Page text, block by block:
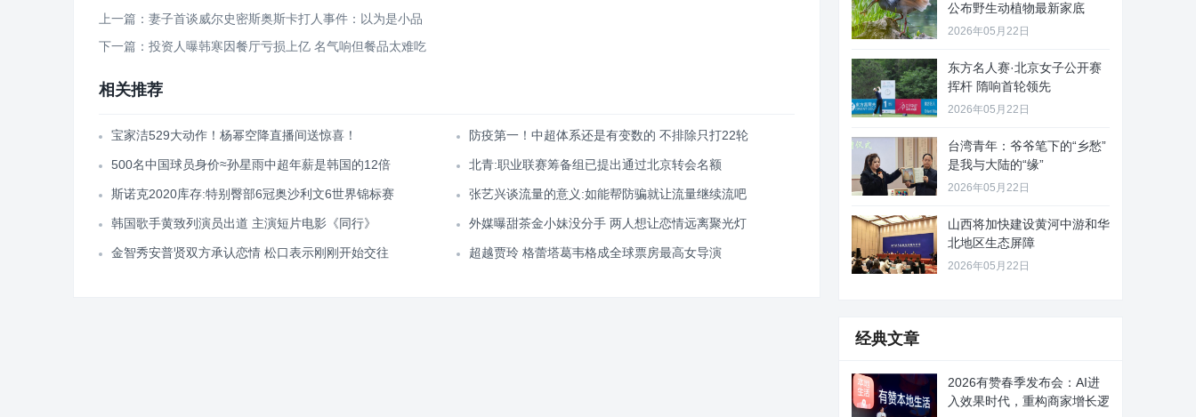
上一篇：妻子首谈威尔史密斯奥斯卡打人事件：以为是小品
下一篇：投资人曝韩寒因餐厅亏损上亿 名气响但餐品太难吃
相关推荐
宝家洁529大动作！杨幂空降直播间送惊喜！ 防疫第一！中超体系还是有变数的 不排除只打22轮
500名中国球员身价≈孙星雨中超年薪是韩国的12倍 北青:职业联赛筹备组已提出通过北京转会名额
斯诺克2020库存:特别臀部6冠奥沙利文6世界锦标赛 张艺兴谈流量的意义:如能帮防骗就让流量继续流吧
韩国歌手黄致列演员出道 主演短片电影《同行》 外媒曝甜茶金小妹没分手 两人想让恋情远离聚光灯
金智秀安普贤双方承认恋情 松口表示刚刚开始交往 超越贾玲 格蕾塔葛韦格成全球票房最高女导演
公布野生动植物最新家底
2026年05月22日
东方名人赛·北京女子公开赛
挥杆 隋响首轮领先
2026年05月22日
台湾青年：爷爷笔下的“乡愁”
是我与大陆的“缘”
2026年05月22日
山西将加快建设黄河中游和华
北地区生态屏障
2026年05月22日
经典文章
2026有赞春季发布会：AI进
入效果时代，重构商家增长逻